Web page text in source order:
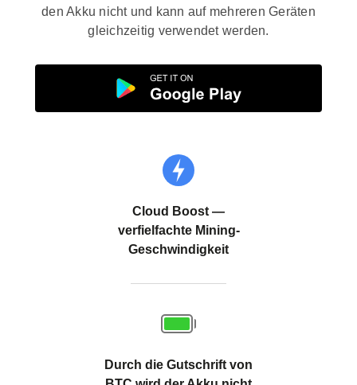
den Akku nicht und kann auf mehreren Geräten
gleichzeitig verwendet werden.
Cloud Boost —
verfielfachte Mining-
Geschwindigkeit
Durch die Gutschrift von